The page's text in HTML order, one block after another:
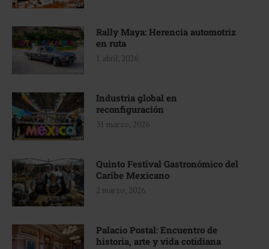
Rally Maya: Herencia automotriz
en ruta
1 abril, 2026
Industria global en
reconfiguración
31 marzo, 2026
Quinto Festival Gastronómico del
Caribe Mexicano
2 marzo, 2026
Palacio Postal: Encuentro de
historia, arte y vida cotidiana